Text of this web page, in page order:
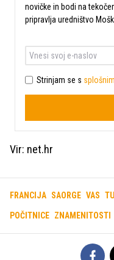
novičke in bodi na
pripravlja uredništvo
Strinjam se s
Vir: net.hr
FRANCIJA SAORGE VAS
POČITNICE ZNAMENITOSTI